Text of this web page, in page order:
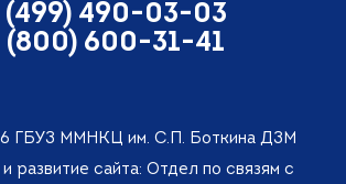
(499) 490-03-03
(800) 600-31-41
ГБУЗ ММНКЦ им. С.П. Боткина ДЗМ
развитие сайта: Отдел по связям с